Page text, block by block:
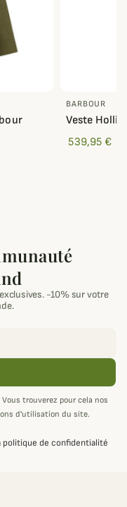
BARBOUR
Veste
539,95 €
-10% sur votre
trouverez pour cela nos
d'utilisation du site.
politique de confidentialité